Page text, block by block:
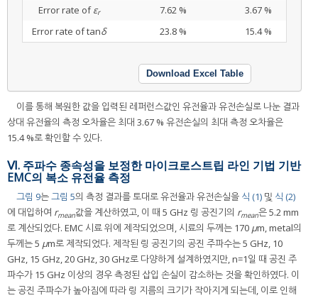
Error rate ofεr 7.62 %
3.67 %
Error rate of tanδ 23.8 % 15.4 %
Download Excel Table
이를 통해 복원한 값을 입력된 레퍼런스값인 유전율과 유전손실로 나눈 결과
상대 유전율의 측정 오차율은 최대 3.67 % 유전손실의 최대 측정 오차율은
15.4 %로 확인할 수 있다.
Ⅵ. 주파수 종속성을 보정한 마이크로스트립 라인 기법 기반
EMC의 복소 유전율 측정
그림 9는그림 5의 측정 결과를 토대로 유전율과 유전손실을 식 (1) 및 식 (2)
에 대입하여 rmean값을 계산하였고, 이 때 5 GHz 링 공진기의 rmean은 5.2 mm
로 계산되었다. EMC 시료 위에 제작되었으며, 시료의 두께는 170 μm, metal의
두께는 5 μm로 제작되었다. 제작된 링 공진기의 공진 주파수는 5 GHz, 10
GHz, 15 GHz, 20 GHz, 30 GHz로 다양하게 설계하였지만, n=1일 때 공진 주
파수가 15 GHz 이상의 경우 측정된 삽입 손실이 감소하는 것을 확인하였다. 이
는 공진 주파수가 높아짐에 따라 링 지름의 크기가 작아지게 되는데, 이로 인해